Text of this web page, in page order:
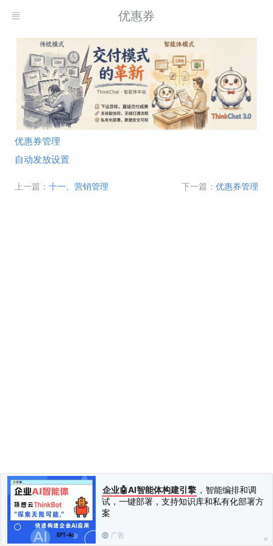
企业🤖AI智能体构建引擎 ，智能编排和调
试，一键部署，支持知识库和私有化部署方
案
广告
优惠券
优惠券管理
自动发放设置
上一篇： 十一、营销管理 下一篇： 优惠券管理